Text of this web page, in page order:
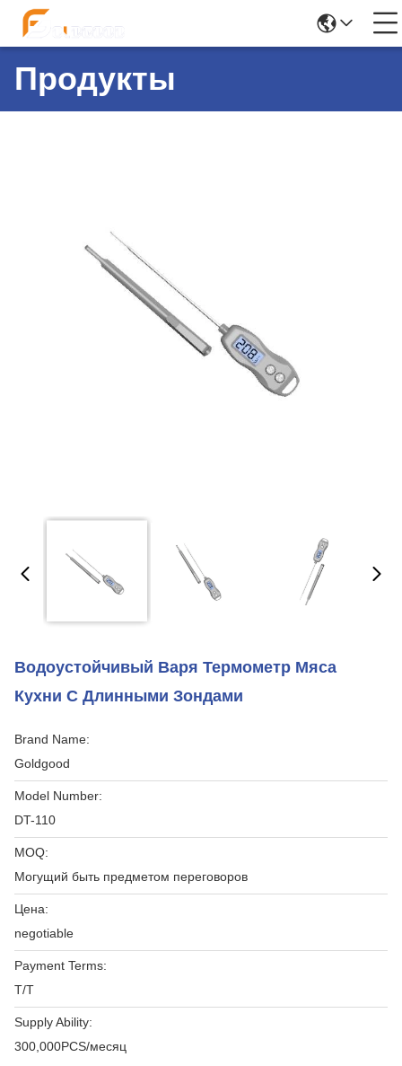
Продукты
Водоустойчивый Варя Термометр Мяса
Кухни С Длинными Зондами
Brand Name:
Goldgood
Model Number:
DT-110
MOQ:
Могущий быть предметом переговоров
Цена:
negotiable
Payment Terms:
T/T
Supply Ability:
300,000PCS/месяц